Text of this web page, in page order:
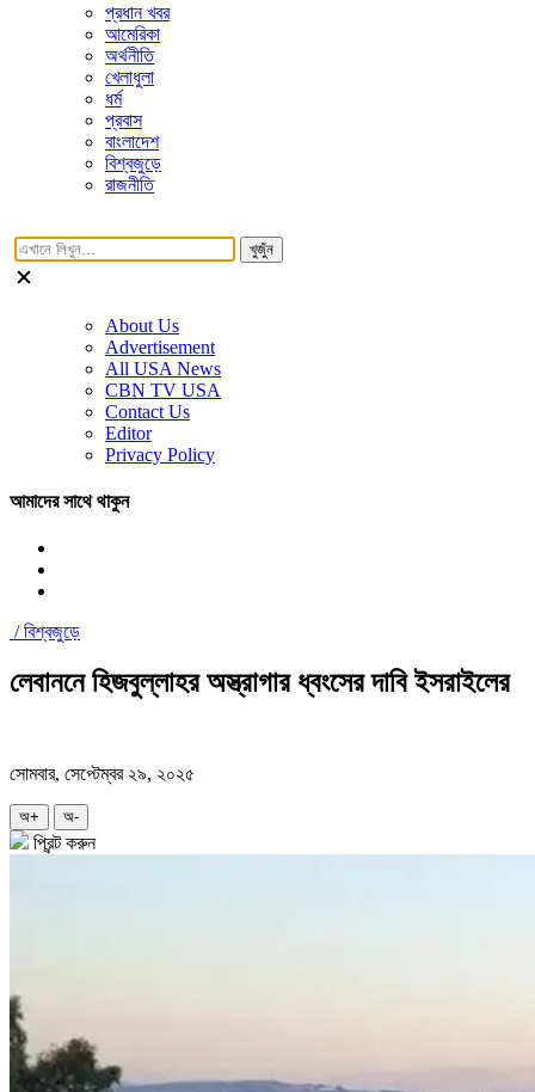
প্রধান খবর
আমেরিকা
অর্থনীতি
খেলাধুলা
ধর্ম
প্রবাস
বাংলাদেশ
বিশ্বজুড়ে
রাজনীতি
খুজুঁন
About Us
Advertisement
All USA News
CBN TV USA
Contact Us
Editor
Privacy Policy
আমাদের সাথে থাকুন
/বিশ্বজুড়ে
লেবাননে হিজবুল্লাহর অস্ত্রাগার ধ্বংসের দাবি ইসরাইলের
সোমবার, সেপ্টেম্বর ২৯, ২০২৫
অ+ অ-
প্রিন্ট করুন